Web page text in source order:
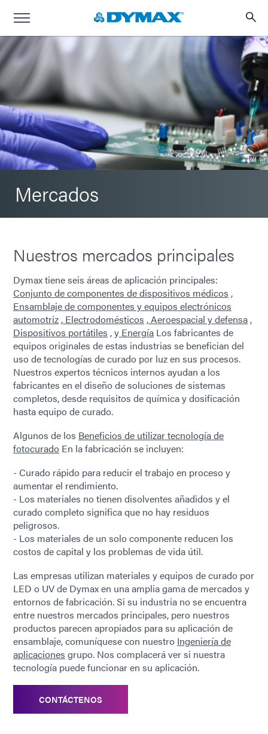
Mercados
Nuestros mercados principales
Dymax tiene seis áreas de aplicación principales:
Conjunto de componentes de dispositivos médicos ,
Ensamblaje de componentes y equipos electrónicos
automotriz , Electrodomésticos ,Aeroespacial y defensa ,
Dispositivos portátiles , y Energía Los fabricantes de
equipos originales de estas industrias se benefician del
uso de tecnologías de curado por luz en sus procesos.
Nuestros expertos técnicos internos ayudan a los
fabricantes en el diseño de soluciones de sistemas
completos, desde requisitos de química y dosificación
hasta equipo de curado.
Algunos de los Beneficios de utilizar tecnología de
fotocurado En la fabricación se incluyen:
- Curado rápido para reducir el trabajo en proceso y
aumentar el rendimiento.
- Los materiales no tienen disolventes añadidos y el
curado completo significa que no hay residuos
peligrosos.
- Los materiales de un solo componente reducen los
costos de capital y los problemas de vida útil.
Las empresas utilizan materiales y equipos de curado por
LED o UV de Dymax en una amplia gama de mercados y
entornos de fabricación. Si su industria no se encuentra
entre nuestros mercados principales, pero nuestros
productos parecen apropiados para su aplicación de
ensamblaje, comuníquese con nuestro Ingeniería de
aplicaciones grupo. Nos complacerá ver si nuestra
tecnología puede funcionar en su aplicación.
CONTÁCTENOS